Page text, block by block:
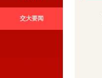
交大要闻